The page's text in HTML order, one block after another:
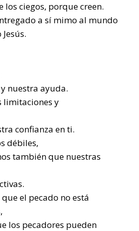
los ciegos, porque creen.
a sí mimo al mundo
nuestra ayuda.
limitaciones y
confianza en ti.
débiles,
también que nuestras
el pecado no está
los pecadores pueden